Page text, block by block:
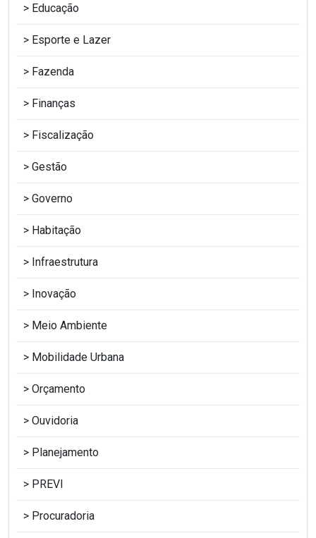
Educação
Esporte e Lazer
Fazenda
Finanças
Fiscalização
Gestão
Governo
Habitação
Infraestrutura
Inovação
Meio Ambiente
Mobilidade Urbana
Orçamento
Ouvidoria
Planejamento
PREVI
Procuradoria